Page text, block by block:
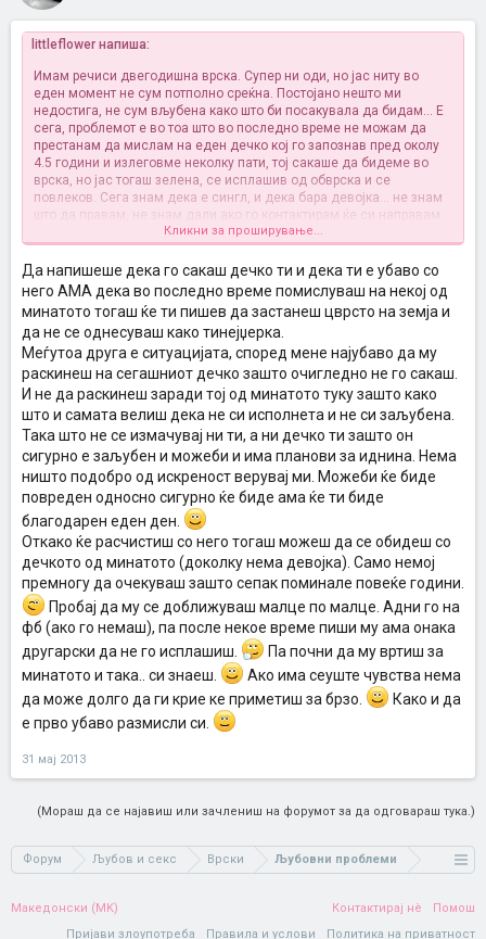
littleflower напиша:
Имам речиси двегодишна врска. Супер ни оди, но јас ниту во
еден момент не сум потполно среќна. Постојано нешто ми
недостига, не сум вљубена како што би посакувала да бидам... Е
сега, проблемот е во тоа што во последно време не можам да
престанам да мислам на еден дечко кој го запознав пред околу
4.5 години и излеговме неколку пати, тој сакаше да бидеме во
врска, но јас тогаш зелена, се исплашив од обврска и се
повлеков. Сега знам дека е сингл, и дека бара девојка... не знам
што да правам, не знам дали ако го контактирам ќе си направам
проблем, дали нема да сака ни да чуе за мене... не знам ... дајте
ми совет, не ми излегува од глава.... дури постојано и ја слушам
неговата омилена музика (какава обично не слушам)...
Кликни за проширување...
Да напишеше дека го сакаш дечко ти и дека ти е убаво со
него АМА дека во последно време помислуваш на некој од
минатото тогаш ќе ти пишев да застанеш цврсто на земја и
да не се однесуваш како тинејџерка.
Меѓутоа друга е ситуацијата, според мене најубаво да му
раскинеш на сегашниот дечко зашто очигледно не го сакаш.
И не да раскинеш заради тој од минатото туку зашто како
што и самата велиш дека не си исполнета и не си заљубена.
Така што не се измачувај ни ти, а ни дечко ти зашто он
сигурно е заљубен и можеби и има планови за иднина. Нема
ништо подобро од искреност верувај ми. Можеби ќе биде
повреден односно сигурно ќе биде ама ќе ти биде
благодарен еден ден.
Откако ќе расчистиш со него тогаш можеш да се обидеш со
дечкото од минатото (доколку нема девојка). Само немој
премногу да очекуваш зашто сепак поминале повеќе години.
Пробај да му се доближуваш малце по малце. Адни го на
фб (ако го немаш), па после некое време пиши му ама онака
другарски да не го исплашиш.
Па почни да му вртиш за
минатото и така.. си знаеш.
Ако има сеуште чувства нема
да може долго да ги крие ке приметиш за брзо.
Како и да
е прво убаво размисли си.
31 мај 2013
(Мораш да се најавиш или зачлениш на форумот за да одговараш тука.)
Форум Љубов и секс Врски Љубовни проблеми
Македонски (MK) Контактирај нè
Помош
Пријави злоупотреба
Правила и услови Политика на приватност